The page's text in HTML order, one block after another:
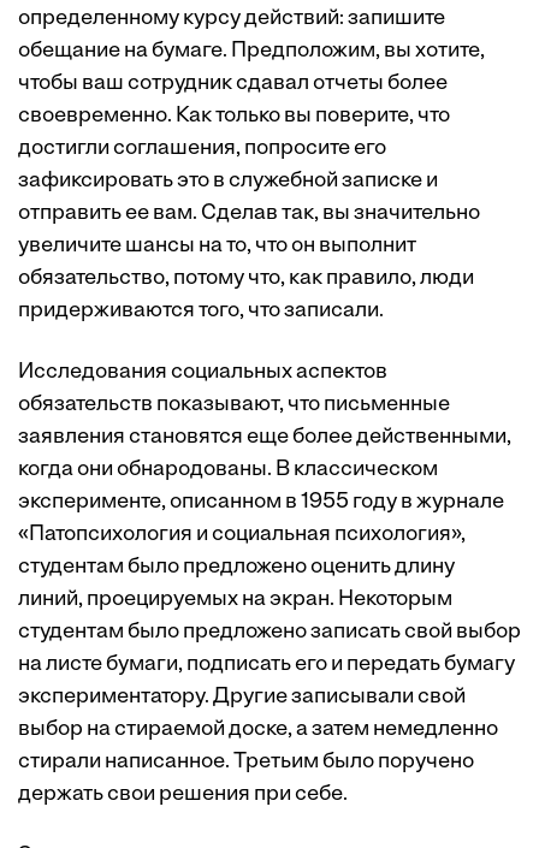
определенному курсу действий: запишите
обещание на бумаге. Предположим, вы хотите,
чтобы ваш сотрудник сдавал отчеты более
своевременно. Как только вы поверите, что
достигли соглашения, попросите его
зафиксировать это в служебной записке и
отправить ее вам. Сделав так, вы значительно
увеличите шансы на то, что он выполнит
обязательство, потому что, как правило, люди
придерживаются того, что записали.
Исследования социальных аспектов
обязательств показывают, что письменные
заявления становятся еще более действенными,
когда они обнародованы. В классическом
эксперименте, описанном в 1955 году в журнале
«Патопсихология и социальная психология»,
студентам было предложено оценить длину
линий, проецируемых на экран. Некоторым
студентам было предложено записать свой выбор
на листе бумаги, подписать его и передать бумагу
экспериментатору. Другие записывали свой
выбор на стираемой доске, а затем немедленно
стирали написанное. Третьим было поручено
держать свои решения при себе.